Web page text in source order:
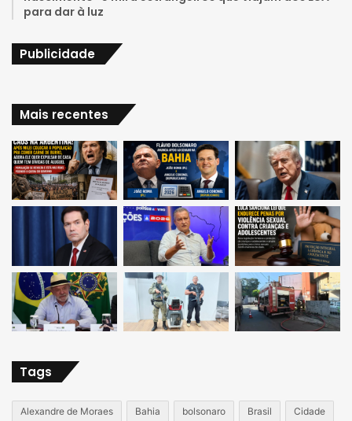
para dar à luz
Publicidade
Mais recentes
Tags
Alexandre de Moraes Bahia bolsonaro Brasil Cidade